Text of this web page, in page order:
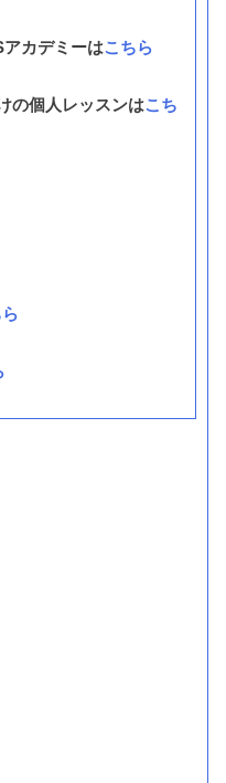
カデミーはこちら
の個人レッスンはこち